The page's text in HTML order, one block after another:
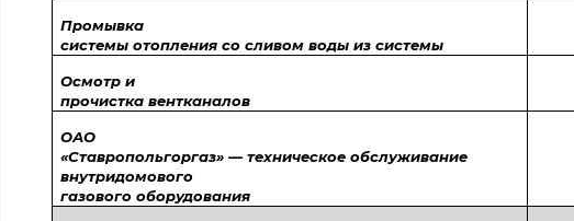
Промывка
системы отопления со сливом воды из системы
Осмотр и
прочистка вентканалов
ОАО
«Ставропольгоргаз» — техническое обслуживание
внутридомового
газового оборудования